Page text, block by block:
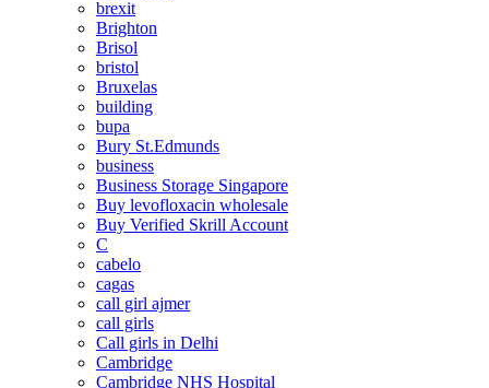
brexit
Brighton
Brisol
bristol
Bruxelas
building
bupa
Bury St.Edmunds
business
Business Storage Singapore
Buy levofloxacin wholesale
Buy Verified Skrill Account
C
cabelo
cagas
call girl ajmer
call girls
Call girls in Delhi
Cambridge
Cambridge NHS Hospital